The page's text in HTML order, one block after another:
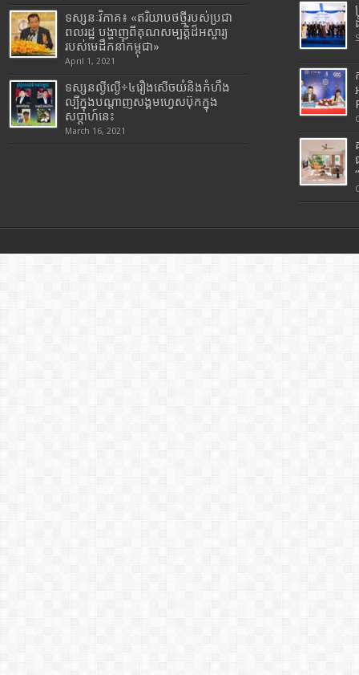
ទស្សនៈវិភាគ៖ «ឥរិយាបថថ្មីរបស់ប្រជា
ពលរដ្ឋ បង្ហាញពីគុណសម្បត្តិដ៏អស្ចារ្យ
របស់មេដឹកនាំកម្ពុជា»
April 1, 2021
ទស្សនល្ងីល្ងើ÷៤រឿងសើចយំនិងកំហឹង
ល្បីក្នុងបណ្តាញសង្គមហ្វេសប៊ុកក្នុង
សប្តាហ៍នេះ
March 16, 2021